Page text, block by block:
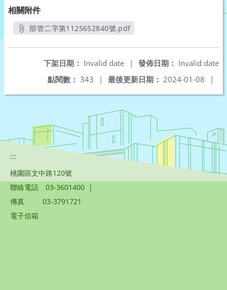
相關附件
部管二字第1125652840號.pdf
發佈日期： Invalid date
下架日期： Invalid date
|
最後更新日期： 2024-01-08 |
點閱數： 343 |
:::
桃園區文中路120號
聯絡電話
03-3601400 |
傳真
03-3791721
電子信箱